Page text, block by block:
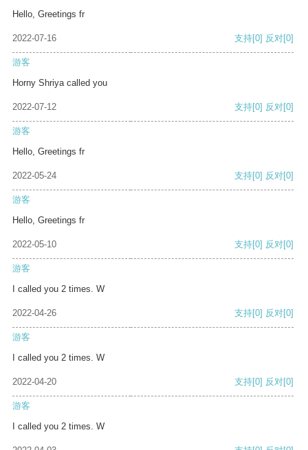
Hello, Greetings fr
2022-07-16 支持[0] 反对[0]
游客
Horny Shriya called you
2022-07-12 支持[0] 反对[0]
游客
Hello, Greetings fr
2022-05-24 支持[0] 反对[0]
游客
Hello, Greetings fr
2022-05-10 支持[0] 反对[0]
游客
I called you 2 times. W
2022-04-26 支持[0] 反对[0]
游客
I called you 2 times. W
2022-04-20 支持[0] 反对[0]
游客
I called you 2 times. W